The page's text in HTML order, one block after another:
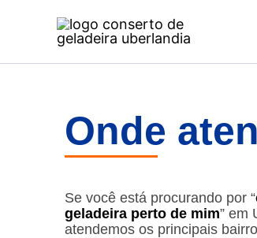
Onde
Se você está procurando por “
geladeira perto de mim” em
atendemos os principais